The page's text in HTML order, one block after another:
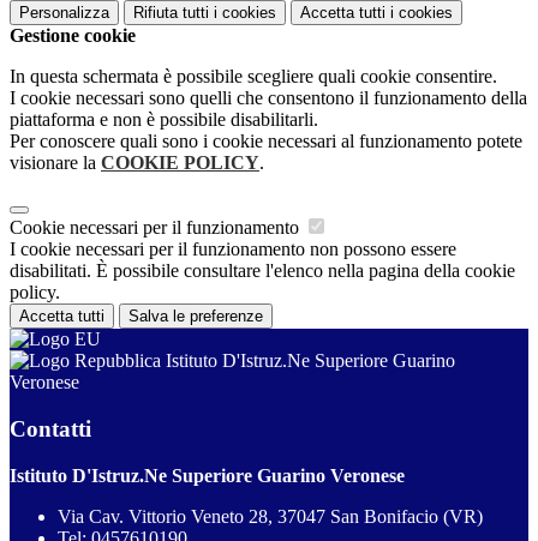
Personalizza Rifiuta tutti i cookies Accetta tutti i cookies
Gestione cookie
In questa schermata è possibile scegliere quali cookie consentire.
I cookie necessari sono quelli che consentono il funzionamento della
piattaforma e non è possibile disabilitarli.
Per conoscere quali sono i cookie necessari al funzionamento potete
visionare la COOKIE POLICY.
Cookie necessari per il funzionamento
I cookie necessari per il funzionamento non possono essere
disabilitati. È possibile consultare l'elenco nella pagina della cookie
policy.
Accetta tutti Salva le preferenze
Istituto D'Istruz.Ne Superiore Guarino
Veronese
Contatti
Istituto D'Istruz.Ne Superiore Guarino Veronese
Via Cav. Vittorio Veneto 28, 37047 San Bonifacio (VR)